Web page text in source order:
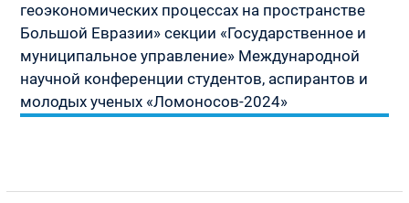
геоэкономических процессах на пространстве
Большой Евразии» секции «Государственное и
муниципальное управление» Международной
научной конференции студентов, аспирантов и
молодых ученых «Ломоносов-2024»